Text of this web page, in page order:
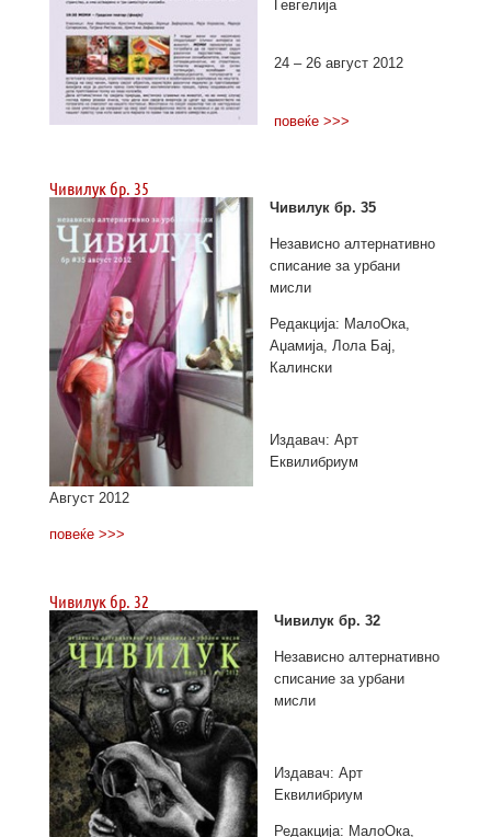
Гевгелија
24 – 26 август 2012
повеќе >>>
Чивилук бр. 35
Чивилук бр. 35
Независно алтернативно
списание за урбани
мисли
Редакција: МалоОка,
Аџамија, Лола Бај,
Калински
Издавач: Арт
Еквилибриум
Август 2012
повеќе >>>
Чивилук бр. 32
Чивилук бр. 32
Независно алтернативно
списание за урбани
мисли
Издавач: Арт
Еквилибриум
Редакција: МалоОка,